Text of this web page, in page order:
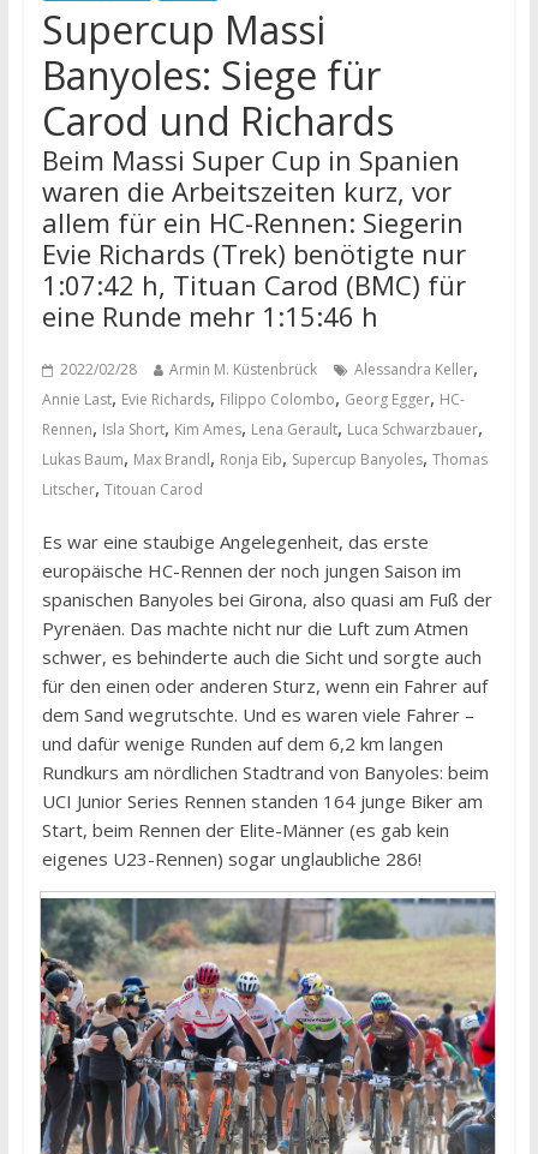
Supercup Massi
Banyoles: Siege für
Carod und Richards
Beim Massi Super Cup in Spanien
waren die Arbeitszeiten kurz, vor
allem für ein HC-Rennen: Siegerin
Evie Richards (Trek) benötigte nur
1:07:42 h, Tituan Carod (BMC) für
eine Runde mehr 1:15:46 h
2022/02/28 Armin M. Küstenbrück Alessandra Keller,
Annie Last, Evie Richards, Filippo Colombo, Georg Egger, HC-
Rennen, Isla Short, Kim Ames, Lena Gerault, Luca Schwarzbauer,
Lukas Baum, Max Brandl, Ronja Eib, Supercup Banyoles, Thomas
Litscher, Titouan Carod
Es war eine staubige Angelegenheit, das erste
europäische HC-Rennen der noch jungen Saison im
spanischen Banyoles bei Girona, also quasi am Fuß der
Pyrenäen. Das machte nicht nur die Luft zum Atmen
schwer, es behinderte auch die Sicht und sorgte auch
für den einen oder anderen Sturz, wenn ein Fahrer auf
dem Sand wegrutschte. Und es waren viele Fahrer –
und dafür wenige Runden auf dem 6,2 km langen
Rundkurs am nördlichen Stadtrand von Banyoles: beim
UCI Junior Series Rennen standen 164 junge Biker am
Start, beim Rennen der Elite-Männer (es gab kein
eigenes U23-Rennen) sogar unglaubliche 286!